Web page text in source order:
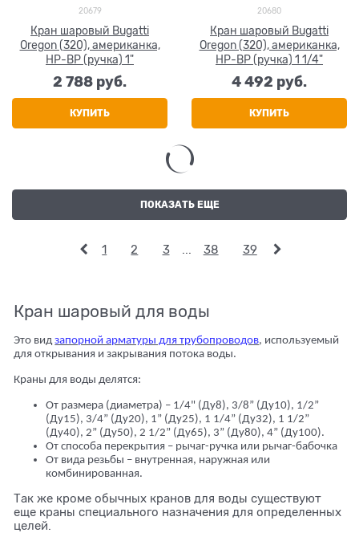
20679
Кран шаровый Bugatti
Oregon (320), американка,
НР-ВР (ручка) 1"
2 788 руб.
КУПИТЬ
20680
Кран шаровый Bugatti
Oregon (320), американка,
НР-ВР (ручка) 1 1/4"
4 492 руб.
КУПИТЬ
ПОКАЗАТЬ ЕЩЕ
1 2 3 ... 38 39
Кран шаровый для воды
Это видзапорной арматуры для трубопроводов, используемый
для открывания и закрывания потока воды.
Краны для воды делятся:
От размера (диаметра) – 1/4" (Ду8), 3/8” (Ду10), 1/2”
(Ду15), 3/4” (Ду20), 1” (Ду25), 1 1/4” (Ду32), 1 1/2”
(Ду40), 2” (Ду50), 2 1/2” (Ду65), 3” (Ду80), 4” (Ду100).
От способа перекрытия – рычаг-ручка или рычаг-бабочка
От вида резьбы – внутренная, наружная или
комбинированная.
Так же кроме обычных кранов для воды существуют
еще краны специального назначения для определенных
целей.